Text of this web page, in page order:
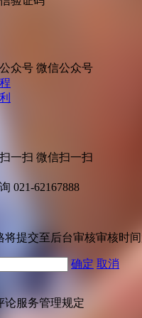
微信公众号
微信扫一扫
021-62167888
将提交至后台审核审核时
确定 取消
论服务管理规定